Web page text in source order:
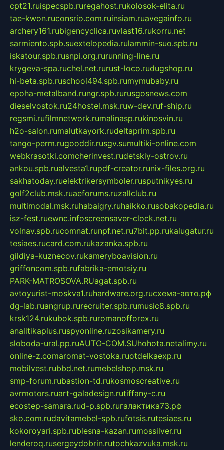
cpt21.ruispecspb.ruregahost.rukolosok-elita.ru
tae-kwon.ruconsrio.com.ruinsiam.ruavegainfo.ru
archery161.rubigencyclica.ruvlast16.rukorru.net
sarmiento.spb.suextelopedia.rulammin-suo.spb.ru
iskatour.spb.rusnpi.org.rurunning-line.ru
krygeva-spa.ruchel.net.rurust-loco.rudugshop.ru
hl-beta.spb.ruschool494.spb.rumymubaby.ru
epoha-metalband.rungr.spb.rurusgosnews.com
dieselvostok.ru24hostel.msk.ruw-dev.ruf-ship.ru
regsmi.rufilmnetwork.rumalinasp.rukinosvin.ru
h2o-salon.rumalutkayork.rudeltaprim.spb.ru
tango-perm.rugooddir.rusgv.sumultiki-online.com
webkrasotki.comcherinvest.rudetskiy-ostrov.ru
ankou.spb.rualvesta1.rupdf-creator.runix-files.org.ru
sakhatoday.ruelektrikersymboler.rusputnikyes.ru
golf2club.msk.ruaeforums.ruzallclub.ru
multimodal.msk.ruhabaigry.ruhaikko.rusobakopedia.ru
isz-fest.ruewnc.infoscreensaver-clock.net.ru
volnav.spb.rucomnat.runpf.net.ru7bit.pp.rukalugatur.ru
tesiaes.rucard.com.rukazanka.spb.ru
gildiya-kuznecov.rukameryboavision.ru
griffoncom.spb.rufabrika-emotsiy.ru
PARK-MATROSOVA.RUagat.spb.ru
avtoyurist-moskva1.ruhardware.org.ruсхема-авто.рф
dg-lab.ruangrup.rurecruiter.spb.rumusic8.spb.ru
krsk124.rukubok.spb.ruromanofforex.ru
analitikaplus.ruspyonline.ruzosikamery.ru
sloboda-ural.pp.ruAUTO-COM.SUhohota.netalimy.ru
online-z.comaromat-vostoka.ruotdelkaexp.ru
mobilvest.rubbd.net.rumebelshop.msk.ru
smp-forum.rubastion-td.rukosmoscreative.ru
avrmotors.ruart-galadesign.rutiffany-c.ru
ecostep-samara.rud-p.spb.ruгалактика73.рф
sko.com.rudavitamebel-spb.rufotsis.rutesiaes.ru
kokoroyari.spb.rublesna-kazan.rumossilver.ru
lenderoq.rusergeydobrin.rutochkazvuka.msk.ru